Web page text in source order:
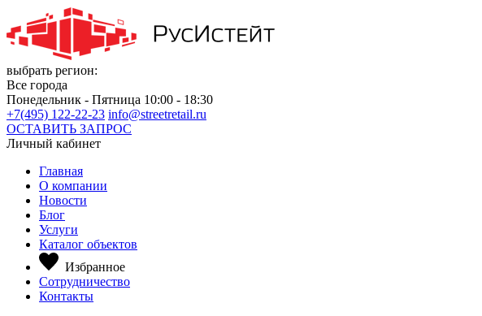
выбрать регион:
Все города
Понедельник - Пятница 10:00 - 18:30
+7(495) 122-22-23 info@streetretail.ru
ОСТАВИТЬ ЗАПРОС
Личный кабинет
Главная
О компании
Новости
Блог
Услуги
Каталог объектов
Избранное
Сотрудничество
Контакты